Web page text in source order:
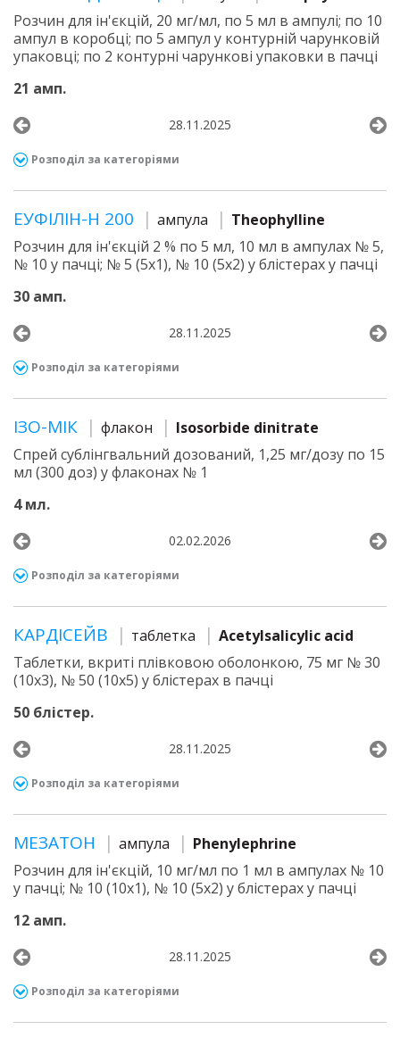
Розчин для ін'єкцій, 20 мг/мл, по 5 мл в ампулі; по 10
ампул в коробці; по 5 ампул у контурній чарунковій
упаковці; по 2 контурні чарункові упаковки в пачці
21 амп.
28.11.2025
Розподіл за категоріями
ЕУФІЛІН-Н 200 ампула
Theophylline
Розчин для ін'єкцій 2 % по 5 мл, 10 мл в ампулах № 5,
№ 10 у пачці; № 5 (5х1), № 10 (5х2) у блістерах у пачці
30 амп.
28.11.2025
Розподіл за категоріями
ІЗО-МІК флакон
Isosorbide dinitrate
Спрей сублінгвальний дозований, 1,25 мг/дозу по 15
мл (300 доз) у флаконах № 1
4 мл.
02.02.2026
Розподіл за категоріями
КАРДІСЕЙВ таблетка
Acetylsalicylic acid
Таблетки, вкриті плівковою оболонкою, 75 мг № 30
(10х3), № 50 (10х5) у блістерах в пачці
50 блістер.
28.11.2025
Розподіл за категоріями
МЕЗАТОН ампула
Phenylephrine
Розчин для ін'єкцій, 10 мг/мл по 1 мл в ампулах № 10
у пачці; № 10 (10х1), № 10 (5х2) у блістерах у пачці
12 амп.
28.11.2025
Розподіл за категоріями